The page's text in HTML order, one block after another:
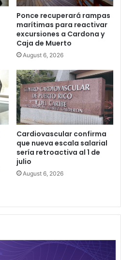
Ponce recuperará rampas
marítimas para reactivar
excursiones a Cardona y
Caja de Muerto
August 6, 2026
Cardiovascular confirma
que nueva escala salarial
sería retroactiva al 1 de
julio
August 6, 2026